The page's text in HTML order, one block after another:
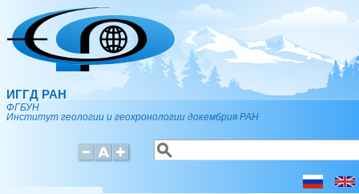
Перейти к основному содержанию
ИГГД РАН
ФГБУН
Институт геологии и геохронологии докембрия РАН
Форма поиска
Поиск